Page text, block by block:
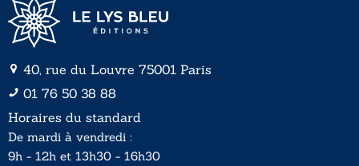
40, rue du Louvre 75001 Paris
01 76 50 38 88
Horaires du standard
De mardi à vendredi :
9h - 12h et 13h30 - 16h30